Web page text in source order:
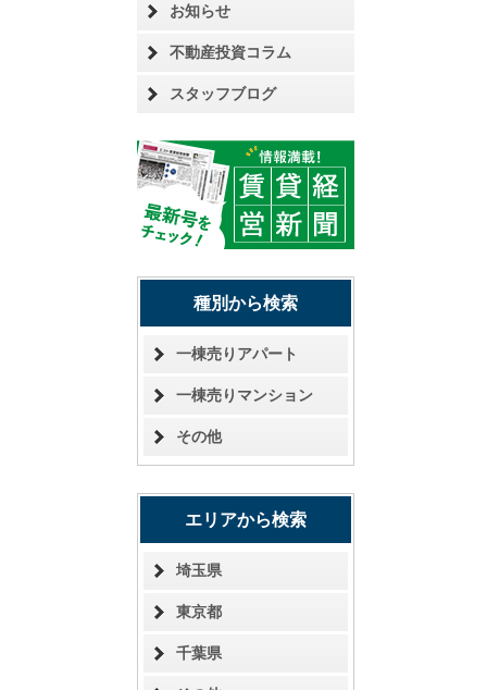
お知らせ
不動産投資コラム
スタッフブログ
種別から検索
一棟売りアパート
一棟売りマンション
その他
エリアから検索
埼玉県
東京都
千葉県